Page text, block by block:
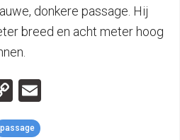
donkere passage. Hij
breed en acht meter hoog
Copy
Link
passage